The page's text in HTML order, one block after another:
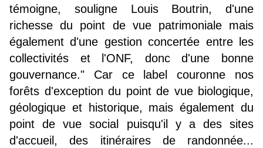
témoigne, souligne Louis Boutrin, d'une
richesse du point de vue patrimoniale mais
également d'une gestion concertée entre les
collectivités et l'ONF, donc d'une bonne
gouvernance." Car ce label couronne nos
forêts d'exception du point de vue biologique,
géologique et historique, mais également du
point de vue social puisqu'il y a des sites
d'accueil, des itinéraires de randonnée...